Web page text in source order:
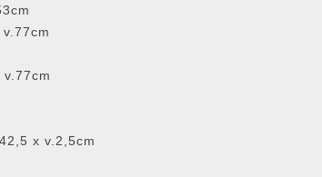
x v.2,5cm